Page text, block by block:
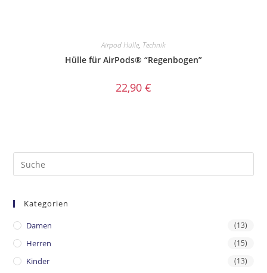
Airpod Hülle, Technik
Hülle für AirPods® “Regenbogen”
22,90 €
Kategorien
Damen (13)
Herren (15)
Kinder (13)